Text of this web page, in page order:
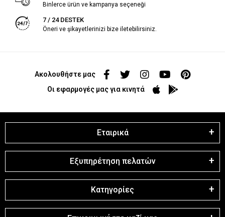
Binlerce ürün ve kampanya seçeneği
7 / 24 DESTEK
Öneri ve şikayetlerinizi bize iletebilirsiniz.
Ακολουθήστε μας
Οι εφαρμογές μας για κινητά
Εταιρικά
Εξυπηρέτηση πελατών
Κατηγορίες